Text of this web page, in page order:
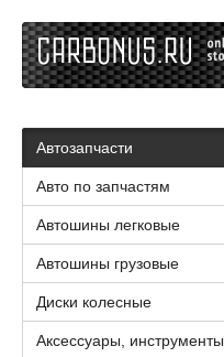
Автозапчасти
Авто по запчастям
Автошины легковые
Автошины грузовые
Диски колесные
Аксессуары, инструменты